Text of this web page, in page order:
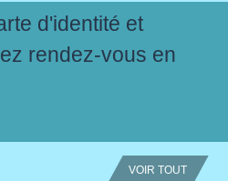
d'identité et
rendez-vous en
VOIR TOUT